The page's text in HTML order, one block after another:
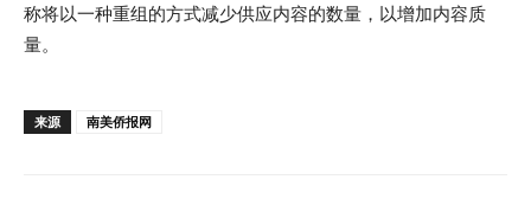
称将以一种重组的方式减少供应内容的数量，以增加内容质
量。
来源 南美侨报网